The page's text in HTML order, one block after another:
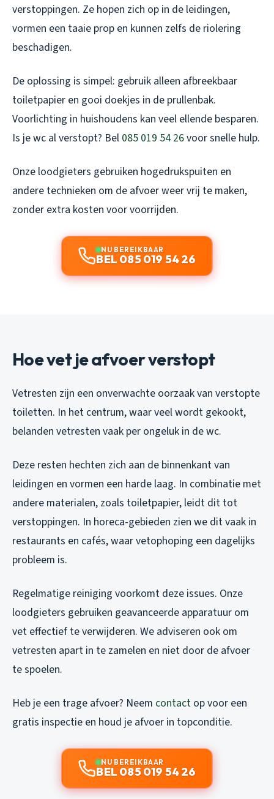
verstoppingen. Ze hopen zich op in de leidingen,
vormen een taaie prop en kunnen zelfs de riolering
beschadigen.
De oplossing is simpel: gebruik alleen afbreekbaar
toiletpapier en gooi doekjes in de prullenbak.
Voorlichting in huishoudens kan veel ellende besparen.
Is je wc al verstopt? Bel 085 019 54 26voor snelle hulp.
Onze loodgieters gebruiken hogedrukspuiten en
andere technieken om de afvoer weer vrij te maken,
zonder extra kosten voor voorrijden.
NU BEREIKBAAR
BEL 085 019 54 26
Hoe vet je afvoer verstopt
Vetresten zijn een onverwachte oorzaak van verstopte
toiletten. In het centrum, waar veel wordt gekookt,
belanden vetresten vaak per ongeluk in de wc.
Deze resten hechten zich aan de binnenkant van
leidingen en vormen een harde laag. In combinatie met
andere materialen, zoals toiletpapier, leidt dit tot
verstoppingen. In horeca-gebieden zien we dit vaak in
restaurants en cafés, waar vetophoping een dagelijks
probleem is.
Regelmatige reiniging voorkomt deze issues. Onze
loodgieters gebruiken geavanceerde apparatuur om
vet effectief te verwijderen. We adviseren ook om
vetresten apart in te zamelen en niet door de afvoer
te spoelen.
Heb je een trage afvoer? Neem contact op voor een
gratis inspectie en houd je afvoer in topconditie.
NU BEREIKBAAR
BEL 085 019 54 26